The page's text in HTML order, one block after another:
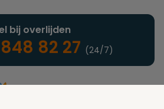
bij overlijden
82 27 (24/7)